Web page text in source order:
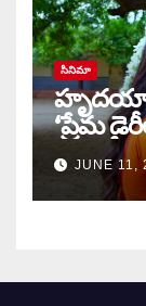
సినిమా
‘ప్రేమ
JUNE 11,